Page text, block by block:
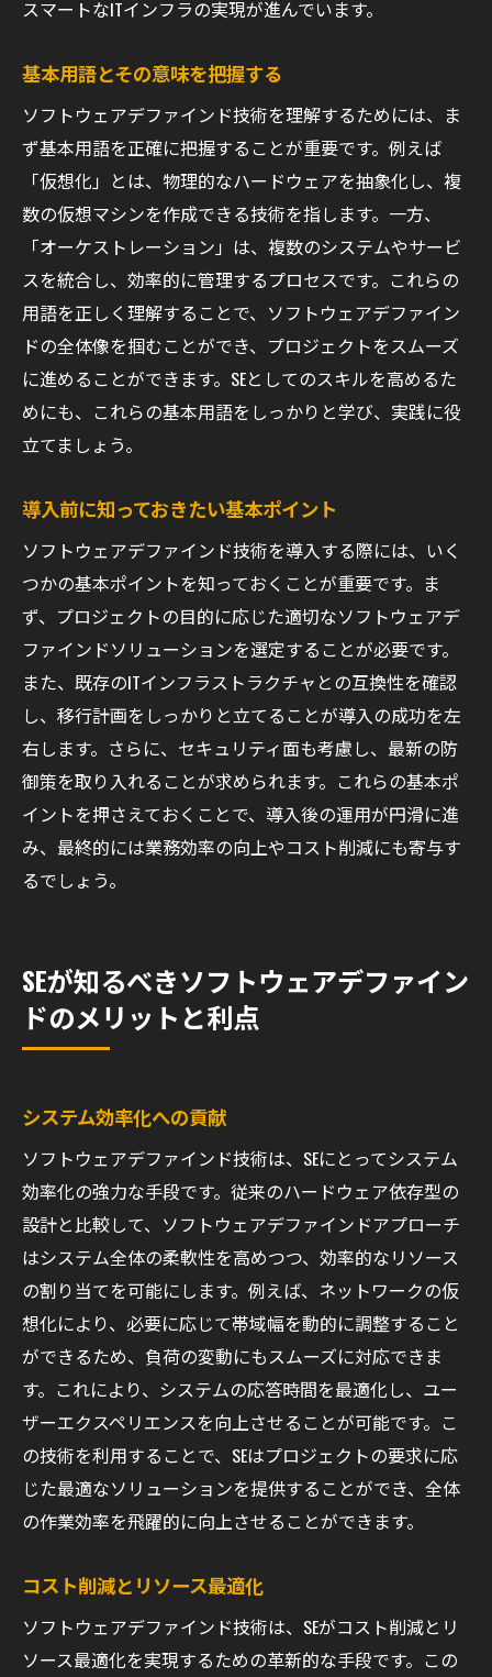
スマートなITインフラの実現が進んでいます。
基本用語とその意味を把握する
ソフトウェアデファインド技術を理解するためには、ま
ず基本用語を正確に把握することが重要です。例えば
「仮想化」とは、物理的なハードウェアを抽象化し、複
数の仮想マシンを作成できる技術を指します。一方、
「オーケストレーション」は、複数のシステムやサービ
スを統合し、効率的に管理するプロセスです。これらの
用語を正しく理解することで、ソフトウェアデファイン
ドの全体像を掴むことができ、プロジェクトをスムーズ
に進めることができます。SEとしてのスキルを高めるた
めにも、これらの基本用語をしっかりと学び、実践に役
立てましょう。
導入前に知っておきたい基本ポイント
ソフトウェアデファインド技術を導入する際には、いく
つかの基本ポイントを知っておくことが重要です。ま
ず、プロジェクトの目的に応じた適切なソフトウェアデ
ファインドソリューションを選定することが必要です。
また、既存のITインフラストラクチャとの互換性を確認
し、移行計画をしっかりと立てることが導入の成功を左
右します。さらに、セキュリティ面も考慮し、最新の防
御策を取り入れることが求められます。これらの基本ポ
イントを押さえておくことで、導入後の運用が円滑に進
み、最終的には業務効率の向上やコスト削減にも寄与す
るでしょう。
SEが知るべきソフトウェアデファイン
ドのメリットと利点
システム効率化への貢献
ソフトウェアデファインド技術は、SEにとってシステム
効率化の強力な手段です。従来のハードウェア依存型の
設計と比較して、ソフトウェアデファインドアプローチ
はシステム全体の柔軟性を高めつつ、効率的なリソース
の割り当てを可能にします。例えば、ネットワークの仮
想化により、必要に応じて帯域幅を動的に調整すること
ができるため、負荷の変動にもスムーズに対応できま
す。これにより、システムの応答時間を最適化し、ユー
ザーエクスペリエンスを向上させることが可能です。こ
の技術を利用することで、SEはプロジェクトの要求に応
じた最適なソリューションを提供することができ、全体
の作業効率を飛躍的に向上させることができます。
コスト削減とリソース最適化
ソフトウェアデファインド技術は、SEがコスト削減とリ
ソース最適化を実現するための革新的な手段です。この